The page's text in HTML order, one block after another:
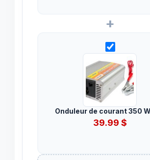
+
Onduleur de courant 350
39.99 $